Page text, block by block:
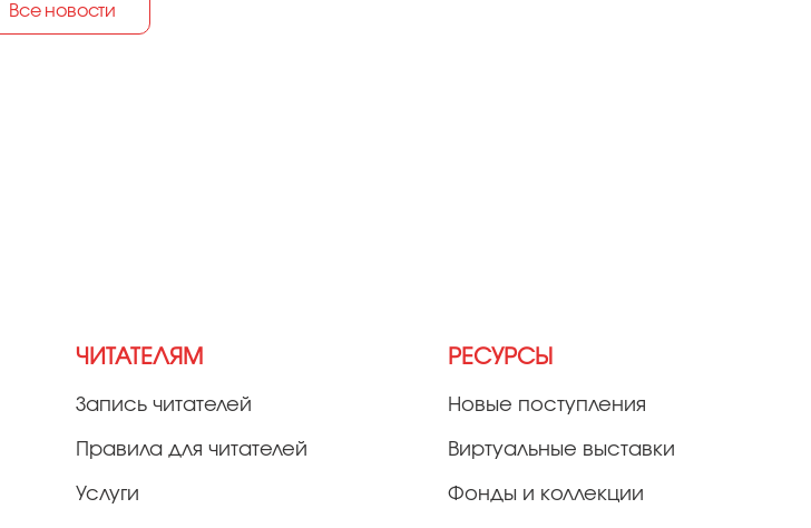
Все новости
ЧИТАТЕЛЯМ
Запись читателей
Правила для читателей
Услуги
РЕСУРСЫ
Новые поступления
Виртуальные выставки
Фонды и коллекции